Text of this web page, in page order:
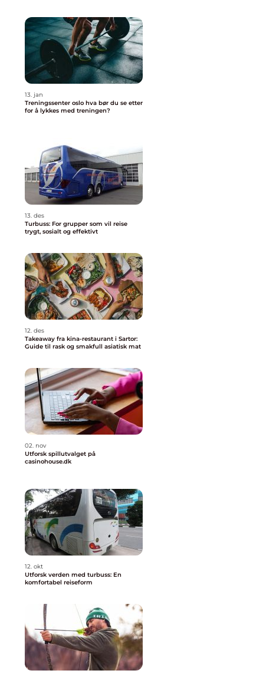
13. jan
Treningssenter oslo hva bør du se etter
for å lykkes med treningen?
13. des
Turbuss: For grupper som vil reise
trygt, sosialt og effektivt
12. des
Takeaway fra kina-restaurant i Sartor:
Guide til rask og smakfull asiatisk mat
02. nov
Utforsk spillutvalget på
casinohouse.dk
12. okt
Utforsk verden med turbuss: En
komfortabel reiseform